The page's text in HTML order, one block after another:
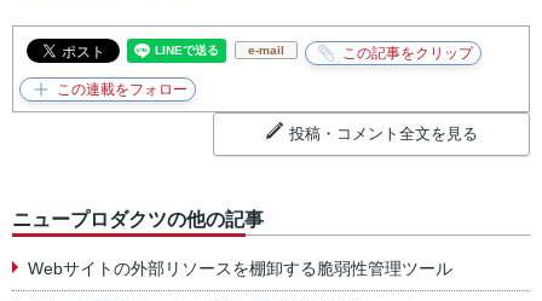
e-mail
投稿・コメント全文を見る
ニュープロダクツの他の記事
Webサイトの外部リソースを棚卸する脆弱性管理ツール